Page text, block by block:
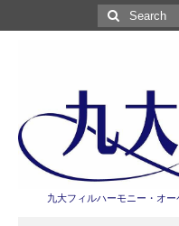
Search
for:
九大フィルハーモニー・オ